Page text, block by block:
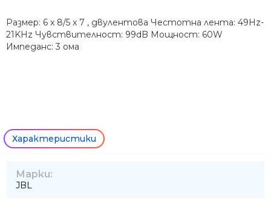
Размер: 6 x 8/5 x 7 , двулентова Честотна лента: 49Hz-
21KHz Чувствителност: 99dB Мощност: 60W
Импеданс: 3 ома
Характеристики
Марки:
JBL